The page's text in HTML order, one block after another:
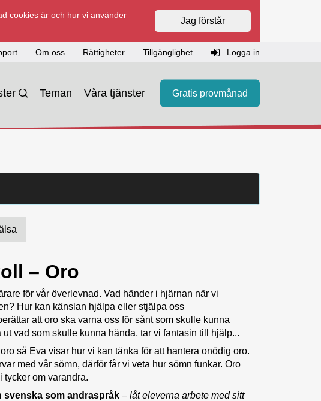
cookies är och hur vi använder
Jag förstår
Om oss Rättigheter Tillgänglighet Logga in
Teman Våra tjänster Gratis provmånad
– Oro
för vår överlevnad. Vad händer i hjärnan när vi
Hur kan känslan hjälpa eller stjälpa oss
att oro ska varna oss för sånt som skulle kunna
ut vad som skulle kunna hända, tar vi fantasin till hjälp...
så Eva visar hur vi kan tänka för att hantera onödig oro.
med vår sömn, därför får vi veta hur sömn funkar. Oro
tycker om varandra.
svenska som andraspråk– låt eleverna arbete med sitt